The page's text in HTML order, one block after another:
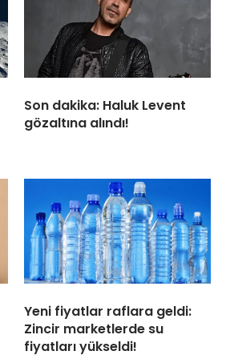
Son dakika: Haluk Levent
gözaltına alındı!
Yeni fiyatlar raflara geldi:
Zincir marketlerde su
fiyatları yükseldi!